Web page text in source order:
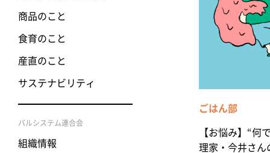
商品のこと
食育のこと
産直のこと
サステナビリティ
パルシステム連合会
組織情報
ごはん部
【お悩み】“何
理家・今井さん